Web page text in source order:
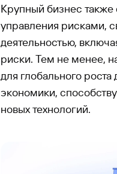
Крупный бизнес также
управления рисками,
деятельностью,
риски. Тем не менее,
для глобального
экономики,
новых технологий.